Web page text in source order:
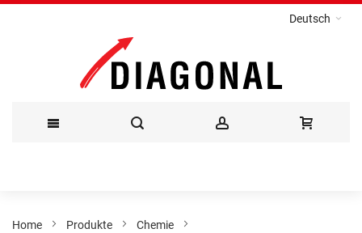
Deutsch
Inhalt
Home Produkte
Chemie